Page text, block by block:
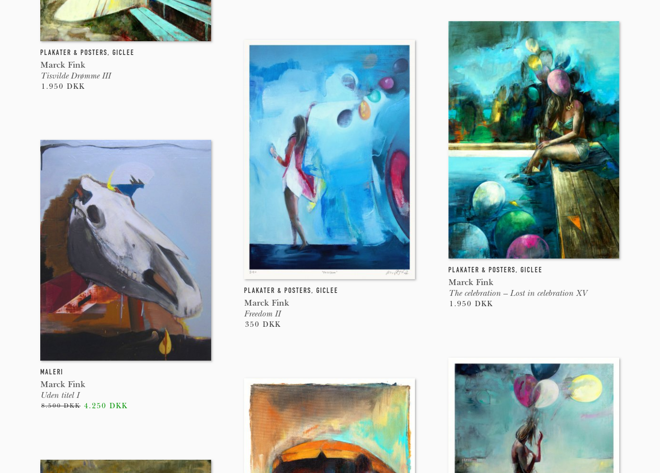
PLAKATER & POSTERS, GICLEE
Marck Fink
Tisvilde Drømme III
1.950 DKK
PLAKATER & POSTERS, GICLEE
Marck Fink
The celebration – Lost in celebration XV
1.950 DKK
PLAKATER & POSTERS, GICLEE
Marck Fink
Freedom II
350 DKK
MALERI
Marck Fink
Uden titel I
8.500 DKK 4.250 DKK